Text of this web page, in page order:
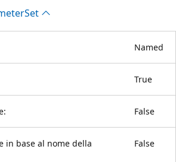
Set
Named
True
False
in base al nome della
False